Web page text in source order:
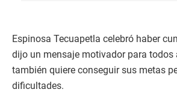
Espinosa Tecuapetla celebró haber
dijo un mensaje motivador para todos
también quiere conseguir sus metas
dificultades.